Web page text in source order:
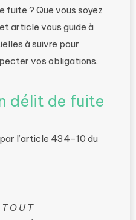
fuite ? Que vous soyez
article vous guide à
à suivre pour
vos obligations.
délit de fuite
l’article 434-10 du